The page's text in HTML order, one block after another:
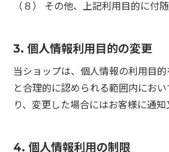
（８） その他、上記利用目的に付
3. 個人情報利用目的の変更
当ショップは、個人情報の利用目
と合理的に認められる範囲内にお
り、変更した場合にはお客様に通知
4. 個人情報利用の制限